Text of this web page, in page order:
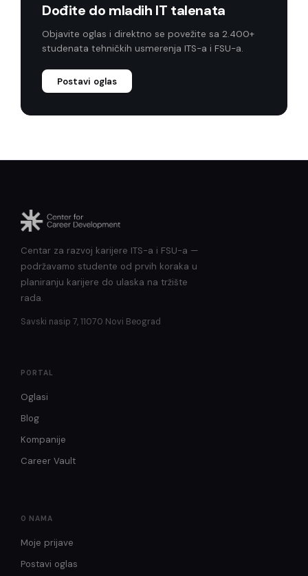
Dođite do mladih IT talenata
Objavite oglas i direktno se povežite sa 2.400+
studenata tehničkih usmerenja ITS-a i FSU-a.
Postavi oglas
Centar za razvoj karijere ITS-a i FSU-a —
podržavamo studente od prvih koraka u
planiranju karijere do ulaska na tržište
rada.
Savski nasip 7, 11070 Novi Beograd
PORTAL
Oglasi
Blog
Kompanije
Career Vault
O NAMA
Moje prijave
Postavi oglas